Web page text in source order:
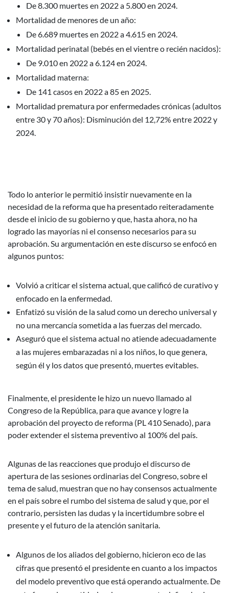
De 8.300 muertes en 2022 a 5.800 en 2024.
Mortalidad de menores de un año:
De 6.689 muertes en 2022 a 4.615 en 2024.
Mortalidad perinatal (bebés en el vientre o recién nacidos):
De 9.010 en 2022 a 6.124 en 2024.
Mortalidad materna:
De 141 casos en 2022 a 85 en 2025.
Mortalidad prematura por enfermedades crónicas (adultos
entre 30 y 70 años): Disminución del 12,72% entre 2022 y
2024.
Todo lo anterior le permitió insistir nuevamente en la
necesidad de la reforma que ha presentado reiteradamente
desde el inicio de su gobierno y que, hasta ahora, no ha
logrado las mayorías ni el consenso necesarios para su
aprobación. Su argumentación en este discurso se enfocó en
algunos puntos:
Volvió a criticar el sistema actual, que calificó de curativo y
enfocado en la enfermedad.
Enfatizó su visión de la salud como un derecho universal y
no una mercancía sometida a las fuerzas del mercado.
Aseguró que el sistema actual no atiende adecuadamente
a las mujeres embarazadas ni a los niños, lo que genera,
según él y los datos que presentó, muertes evitables.
Finalmente, el presidente le hizo un nuevo llamado al
Congreso de la República, para que avance y logre la
aprobación del proyecto de reforma (PL 410 Senado), para
poder extender el sistema preventivo al 100% del país.
Algunas de las reacciones que produjo el discurso de
apertura de las sesiones ordinarias del Congreso, sobre el
tema de salud, muestran que no hay consensos actualmente
en el país sobre el rumbo del sistema de salud y que, por el
contrario, persisten las dudas y la incertidumbre sobre el
presente y el futuro de la atención sanitaria.
Algunos de los aliados del gobierno, hicieron eco de las
cifras que presentó el presidente en cuanto a los impactos
del modelo preventivo que está operando actualmente. De